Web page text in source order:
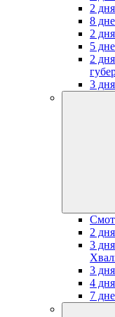
2
8
2
5
2
3
2
3
3
4
7